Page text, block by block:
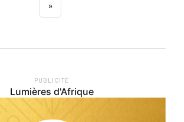
»
PUBLICITÉ
Lumières d'Afrique